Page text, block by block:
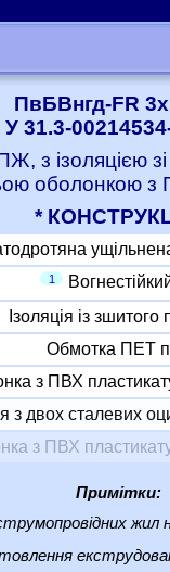
ПвБВнгд-FR
31.3-
з ізоляцією
оболонкою
*
1
Ізоляція із зшитого
Обмотка ПЕТ
з ПВХ
з двох сталевих
з ПВХ
Примітки:
жил